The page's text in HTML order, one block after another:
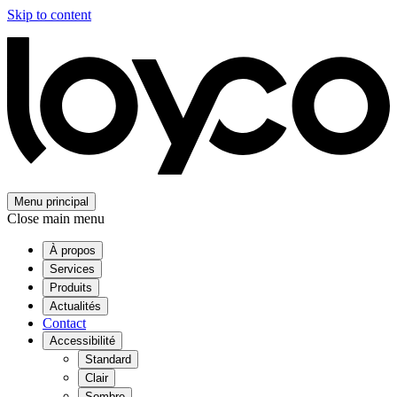
Skip to content
Menu principal
Close main menu
À propos
Services
Produits
Actualités
Contact
Accessibilité
Standard
Clair